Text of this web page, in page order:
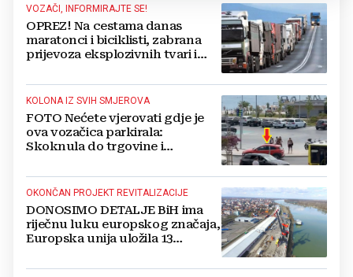
VOZAČI, INFORMIRAJTE SE!
OPREZ! Na cestama danas
maratonci i biciklisti, zabrana
prijevoza eksplozivnih tvari i
KOLONA IZ SVIH SMJEROVA
FOTO Nećete vjerovati gdje je
ova vozačica parkirala:
Skoknula do trgovine i
OKONČAN PROJEKT REVITALIZACIJE
DONOSIMO DETALJE BiH ima
riječnu luku europskog značaja,
Europska unija uložila 13